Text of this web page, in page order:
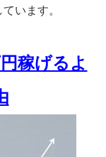
います。
稼げるよ